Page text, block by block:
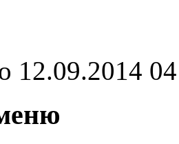
12.09.2014